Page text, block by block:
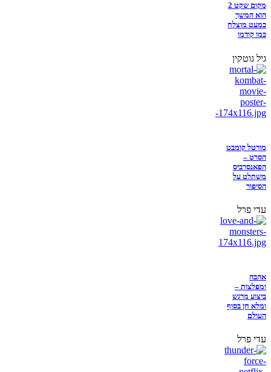
מקום שקט 2
הוא המשך
כמעט מוצלח
כמו קודמו
גיל גוטקין
מורטל קומבט
הסרט –
הפאנסרביס
משתלט על
הסיפור
עדי פרל
אהבה
ומפלצות –
ביצוע מרגש
ומלא חן בסוף
העולם
עדי פרל